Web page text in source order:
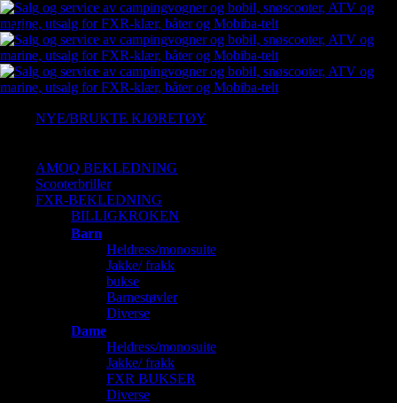
NYE/BRUKTE KJØRETØY
AMOQ BEKLEDNING
Scooterbriller
FXR-BEKLEDNING
BILLIGKROKEN
Barn
Heldress/monosuite
Jakke/ frakk
bukse
Barnestøvler
Diverse
Dame
Heldress/monosuite
Jakke/ frakk
FXR BUKSER
Diverse
Tilbud!